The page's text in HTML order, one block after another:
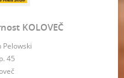
KOLOVEČ
Pelowski
45